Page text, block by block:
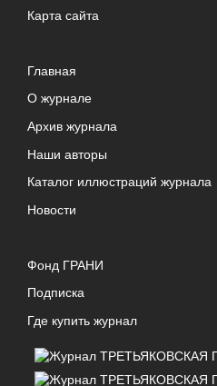
Карта сайта
Главная
О журнале
Архив журнала
Наши авторы
Каталог иллюстраций журнала
Новости
Фонд ГРАНИ
Подписка
Где купить журнал